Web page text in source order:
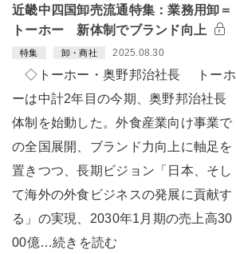
近畿中四国卸売流通特集：業務用卸＝
トーホー 新体制でブランド向上
特集 卸・商社 2025.08.30
◇トーホー・奥野邦治社長 トーホ
ーは中計2年目の今期、奥野邦治社長
体制を始動した。外食産業向け事業で
の全国展開、ブランド力向上に軸足を
置きつつ、長期ビジョン「日本、そし
て海外の外食ビジネスの発展に貢献す
る」の実現、2030年1月期の売上高30
00億…続きを読む